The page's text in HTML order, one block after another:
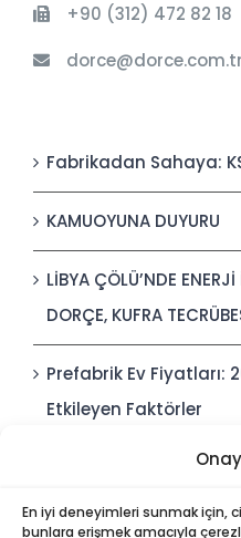
En iyi deneyimleri sunmak için,
bunlara erişmek amacıyla
+90 (312) 472 82 18
dorce@dorce.com.tr
Fabrikadan Sahaya:
KAMUOYUNA DUYURU
LİBYA ÇÖLÜ’NDE
DORÇE, KUFRA
Prefabrik Ev Fiyatları:
Etkileyen Faktörler
Polis Karakolları:
Edilebilir Kamu